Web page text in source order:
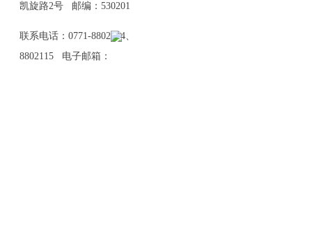
凯旋路2号 邮编：530201
联系电话：0771-8802114、
8802115 电子邮箱：